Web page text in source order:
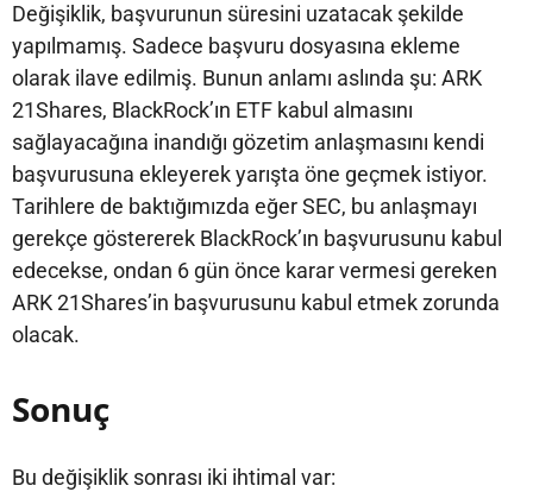
Değişiklik, başvurunun süresini uzatacak şekilde
yapılmamış. Sadece başvuru dosyasına ekleme
olarak ilave edilmiş. Bunun anlamı aslında şu: ARK
21Shares, BlackRock’ın ETF kabul almasını
sağlayacağına inandığı gözetim anlaşmasını kendi
başvurusuna ekleyerek yarışta öne geçmek istiyor.
Tarihlere de baktığımızda eğer SEC, bu anlaşmayı
gerekçe göstererek BlackRock’ın başvurusunu kabul
edecekse, ondan 6 gün önce karar vermesi gereken
ARK 21Shares’in başvurusunu kabul etmek zorunda
olacak.
Sonuç
Bu değişiklik sonrası iki ihtimal var: